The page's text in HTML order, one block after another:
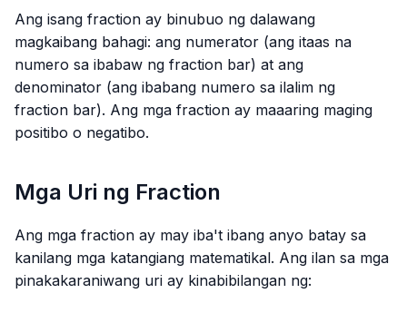
Ang isang fraction ay binubuo ng dalawang
magkaibang bahagi: ang numerator (ang itaas na
numero sa ibabaw ng fraction bar) at ang
denominator (ang ibabang numero sa ilalim ng
fraction bar). Ang mga fraction ay maaaring maging
positibo o negatibo.
Mga Uri ng Fraction
Ang mga fraction ay may iba't ibang anyo batay sa
kanilang mga katangiang matematikal. Ang ilan sa mga
pinakakaraniwang uri ay kinabibilangan ng: